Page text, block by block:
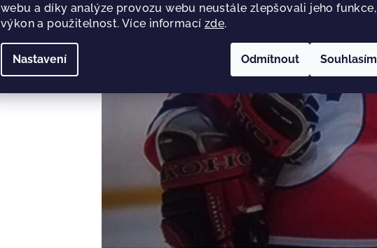
webu a díky analýze provozu webu neustále zlepšovali jeho funkce,
výkon a použitelnost. Více informací zde.
Nastavení Odmítnout Souhlasím